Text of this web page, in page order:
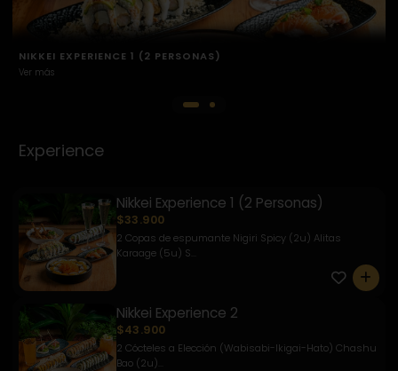
NIKKEI EXPERIENCE 2 (2 PERSONAS)
Ver más
Experience
Nikkei Experience 1 (2 Personas)
$33.900
2 Copas de espumante Nigiri Spicy (2u) Alitas
Karaage (5u) S...
0
Nikkei Experience 2
$43.900
2 Cócteles a Elección (Wabisabi-Ikigai-Hato) Chashu
Bao (2u)...